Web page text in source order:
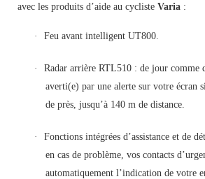
avec les produits d’aide au cycliste Varia :
· Feu avant intelligent UT800.
·
Radar arrière RTL510 : de jour comme
averti(e) par une alerte sur votre écran
de près, jusqu’à 140 m de distance.
·
Fonctions intégrées d’assistance et de
en cas de problème, vos contacts
automatiquement l’indication de votre